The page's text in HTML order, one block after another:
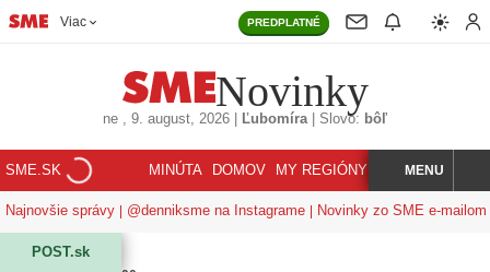
Viac PREDPLATNÉ
Novinky
ne , 9. august, 2026 Ľubomíra| Slovo: bôľ
SME.SK MINÚTA DOMOV MY REGIÓNY KORZÁR
HĽADAJMENU
Najnovšie správy @denniksme na Instagrame Novinky zo SME e-mailom
POST.sk